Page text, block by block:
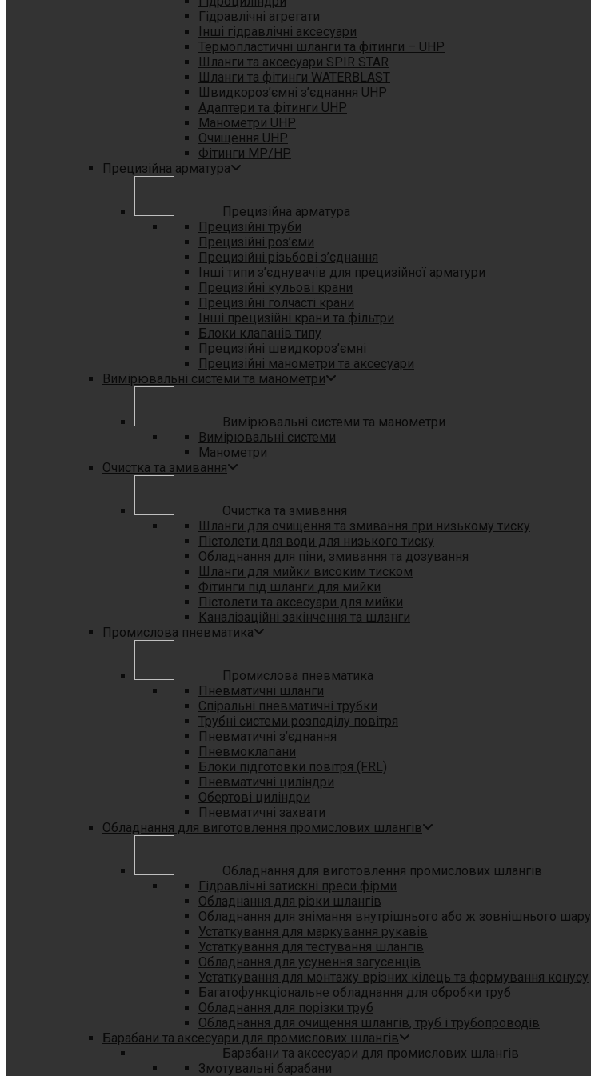
Гідравлічні агрегати
Інші гідравлічні аксесуари
Термопластичні шланги та фітинги – UHP
Шланги та аксесуари SPIR STAR
Шланги та фітинги WATERBLAST
Швидкороз’ємні з’єднання UHP
Адаптери та фітинги UHP
Манометри UHP
Очищення UHP
Фітинги MP/HP
Прецизійна арматура
Прецизійна арматура
Прецизійні труби
Прецизійні роз’єми
Прецизійні різьбові з’єднання
Інші типи з’єднувачів для прецизійної арматури
Прецизійні кульові крани
Прецизійні голчасті крани
Інші прецизійні крани та фільтри
Блоки клапанів типу
Прецизійні швидкороз’ємні
Прецизійні манометри та аксесуари
Вимірювальні системи та манометри
Вимірювальні системи та манометри
Вимірювальні системи
Манометри
Очистка та змивання
Очистка та змивання
Шланги для очищення та змивання при низькому тиску
Пістолети для води для низького тиску
Обладнання для піни, змивання та дозування
Шланги для мийки високим тиском
Фітинги під шланги для мийки
Пістолети та аксесуари для мийки
Каналізаційні закінчення та шланги
Промислова пневматика
Промислова пневматика
Пневматичні шланги
Спіральні пневматичні трубки
Трубні системи розподілу повітря
Пневматичні з’єднання
Пневмоклапани
Блоки підготовки повітря (FRL)
Пневматичні циліндри
Обертові циліндри
Пневматичні захвати
Обладнання для виготовлення промислових шлангів
Обладнання для виготовлення промислових шлангів
Гідравлічні затискні преси фірми
Обладнання для різки шлангів
Обладнання для знімання внутрішнього або ж зовнішнього шару
Устаткування для маркування рукавів
Устаткування для тестування шлангів
Обладнання для усунення загусенців
Устаткування для монтажу врізних кілець та формування конусу
Багатофункціональне обладнання для обробки труб
Обладнання для порізки труб
Обладнання для очищення шлангів, труб і трубопроводів
Барабани та аксесуари для промислових шлангів
Барабани та аксесуари для промислових шлангів
Змотувальні барабани